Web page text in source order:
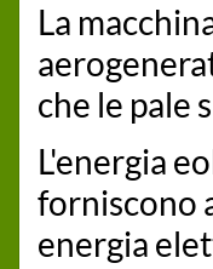
La
che le pale
L'energia
forniscono
energia